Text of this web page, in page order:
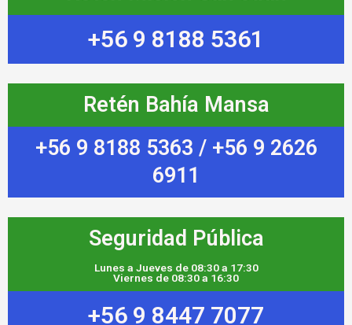
+56 9 8188 5361
Retén Bahía Mansa
+56 9 8188 5363 / +56 9 2626
6911
Seguridad Pública
Lunes a Jueves de 08:30 a 17:30
Viernes de 08:30 a 16:30
+56 9 8447 7077